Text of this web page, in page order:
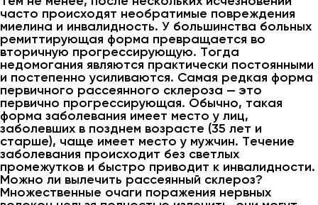
часто происходят необратимые повреждения
миелина и инвалидность. У большинства больных
ремиттирующая форма превращается во
вторичную прогрессирующую. Тогда
недомогания являются практически постоянными
и постепенно усиливаются. Самая редкая форма
первичного рассеянного склероза — это
первично прогрессирующая. Обычно, такая
форма заболевания имеет место у лиц,
заболевших в позднем возрасте (35 лет и
старше), чаще имеет место у мужчин. Течение
заболевания происходит без светлых
промежутков и быстро приводит к инвалидности.
Можно ли вылечить рассеянный склероз?
Множественные очаги поражения нервных